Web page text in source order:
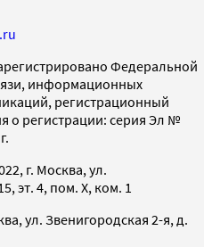
Федеральной
информационных
регистрационный
о регистрации: серия Эл №
г. Москва, ул.
эт. 4, пом. X, ком. 1
ул. Звенигородская 2-я, д.